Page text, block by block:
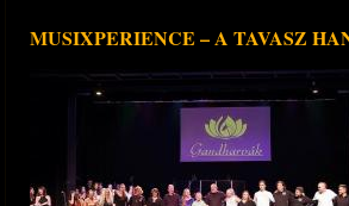
MUSIXPERIENCE – A TAVASZ